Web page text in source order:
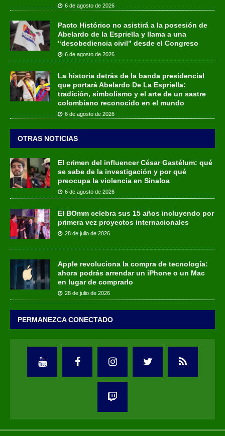
6 de agosto de 2026
Pacto Histórico no asistirá a la posesión de
Abelardo de la Espriella y llama a una
“desobediencia civil” desde el Congreso
6 de agosto de 2026
La historia detrás de la banda presidencial
que portará Abelardo De La Espriella:
tradición, simbolismo y el arte de un sastre
colombiano reconocido en el mundo
6 de agosto de 2026
OTRAS NOTICIAS
El crimen del influencer César Gastélum: qué
se sabe de la investigación y por qué
preocupa la violencia en Sinaloa
6 de agosto de 2026
El BOmm celebra sus 15 años incluyendo por
primera vez proyectos internacionales
28 de julio de 2026
Apple revoluciona la compra de tecnología:
ahora podrás arrendar un iPhone o un Mac
en lugar de comprarlo
28 de julio de 2026
PERMANEZCA CONECTADO